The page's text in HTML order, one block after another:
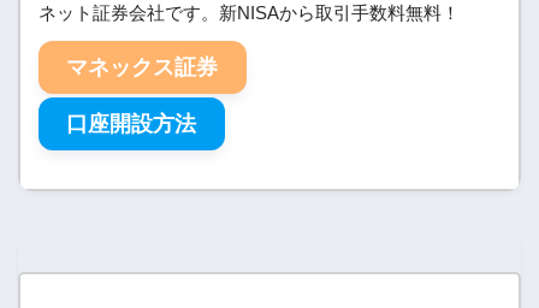
ネット証券会社です。新NISAから取引手数料無料！
マネックス証券
口座開設方法